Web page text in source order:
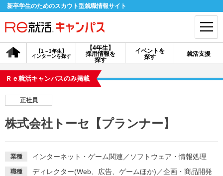
新卒学生のためのスカウト型就職情報サイト
【4年生】
採用情報を
探す
【1～3年生】
インターンを探す
イベントを
探す
就活支援
会員登録 ログイン
探す
Ｒｅ就活キャンパスのみ掲載
正社員
株式会社トーセ【プランナー】
業種 インターネット・ゲーム関連 ／ ソフトウェア・情報処理
職種 ディレクター(Web、広告、ゲームほか) ／企画・商品開発